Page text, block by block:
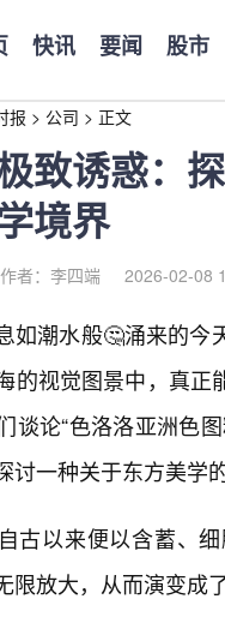
快讯 要闻 股市
报 > 公司 > 正文
致诱惑：
境界
作者：李四端 2026-02-08
如潮水般🤔涌来的今
的视觉图景中，真
谈论“色洛洛亚洲色
讨一种关于东方美学
古以来便以含蓄、
限放大，从而演变成